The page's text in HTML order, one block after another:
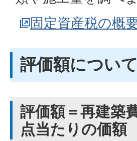
固定資産税の概
評価額について
評価額＝再建築
点当たりの価額